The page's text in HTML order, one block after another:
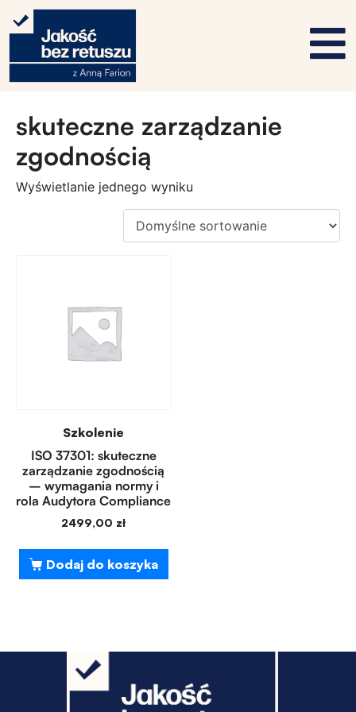
skuteczne zarządzanie
zgodnością
Wyświetlanie jednego wyniku
Szkolenie
ISO 37301: skuteczne
zarządzanie zgodnością
– wymagania normy i
rola Audytora Compliance
2499,00 zł
Dodaj do koszyka